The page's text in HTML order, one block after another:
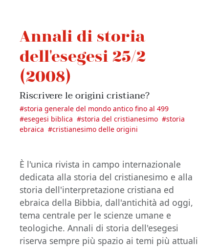
Annali di storia
dell'esegesi 25/2
(2008)
Riscrivere le origini cristiane?
#storia generale del mondo antico fino al 499
#esegesi biblica #storia del cristianesimo #storia
ebraica #cristianesimo delle origini
È l'unica rivista in campo internazionale
dedicata alla storia del cristianesimo e alla
storia dell'interpretazione cristiana ed
ebraica della Bibbia, dall'antichità ad oggi,
tema centrale per le scienze umane e
teologiche. Annali di storia dell'esegesi
riserva sempre più spazio ai temi più attuali